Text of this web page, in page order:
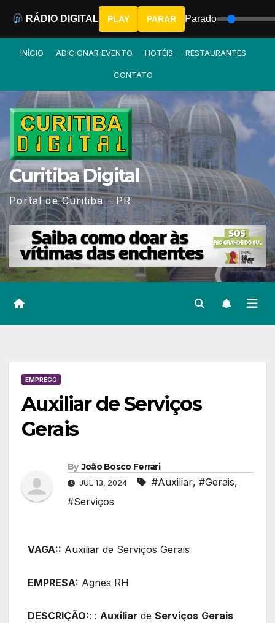
INÍCIO ADICIONAR EVENTO HOTÉIS RESTAURANTES
CONTATO
Curitiba Digital
Portal de Curitiba - PR
EMPREGO
Auxiliar de Serviços
Gerais
By João Bosco Ferrari
JUL 13, 2024 #Auxiliar, #Gerais,
#Serviços
VAGA:: Auxiliar de Serviços Gerais
EMPRESA: Agnes RH
DESCRIÇÃO:: : Auxiliar de Serviços Gerais
RÁDIO DIGITAL PLAY PARAR Parado